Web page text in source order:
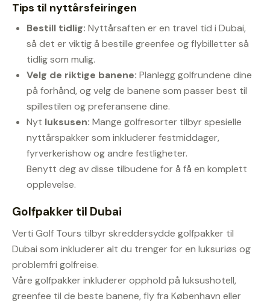
Tips til nyttårsfeiringen
Bestill tidlig: Nyttårsaften er en travel tid i Dubai,
så det er viktig å bestille greenfee og flybilletter så
tidlig som mulig.
Velg de riktige banene: Planlegg golfrundene dine
på forhånd, og velg de banene som passer best til
spillestilen og preferansene dine.
Nyt luksusen: Mange golfresorter tilbyr spesielle
nyttårspakker som inkluderer festmiddager,
fyrverkerishow og andre festligheter.
Benytt deg av disse tilbudene for å få en komplett
opplevelse.
Golfpakker til Dubai
Verti Golf Tours tilbyr skreddersydde golfpakker til
Dubai som inkluderer alt du trenger for en luksuriøs og
problemfri golfreise.
Våre golfpakker inkluderer opphold på luksushotell,
greenfee til de beste banene, fly fra København eller